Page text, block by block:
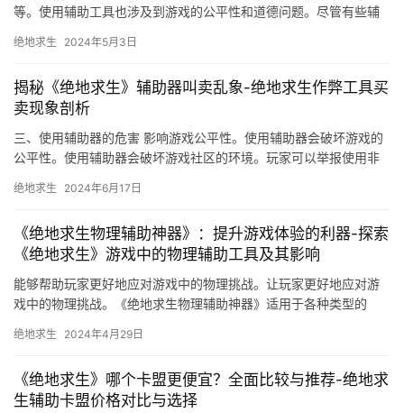
等。使用辅助工具也涉及到游戏的公平性和道德问题。尽管有些辅
绝地求生 2024年5月3日
揭秘《绝地求生》辅助器叫卖乱象-绝地求生作弊工具买
卖现象剖析
三、使用辅助器的危害 影响游戏公平性。使用辅助器会破坏游戏的
公平性。使用辅助器会破坏游戏社区的环境。玩家可以举报使用非
绝地求生 2024年6月17日
《绝地求生物理辅助神器》：提升游戏体验的利器-探索
《绝地求生》游戏中的物理辅助工具及其影响
能够帮助玩家更好地应对游戏中的物理挑战。让玩家更好地应对游
戏中的物理挑战。《绝地求生物理辅助神器》适用于各种类型的
绝地求生 2024年4月29日
《绝地求生》哪个卡盟更便宜？全面比较与推荐-绝地求
生辅助卡盟价格对比与选择